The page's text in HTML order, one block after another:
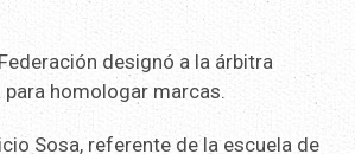
designó a la árbitra
para homologar marcas.
Sosa, referente de la escuela de